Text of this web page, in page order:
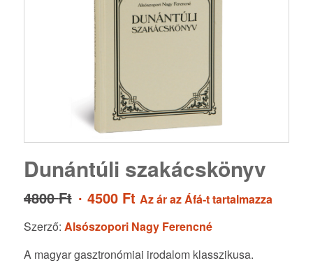
Dunántúli szakácskönyv
4800Ft Original
was:
4800 Ft.
4500 FtCurrent
is:
4500 Ft.
Az ár az Áfá-t tartalmazza
Szerző: Alsószopori Nagy Ferencné
A magyar gasztronómiai irodalom klasszikusa.